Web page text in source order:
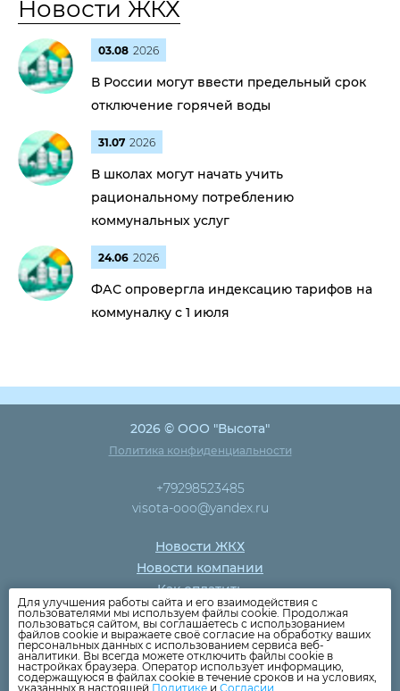
Новости ЖКХ
03.08 2026
В России могут ввести предельный срок
отключение горячей воды
31.07 2026
В школах могут начать учить
рациональному потреблению
коммунальных услуг
24.06 2026
ФАС опровергла индексацию тарифов на
коммуналку с 1 июля
2026 © ООО "Высота"
Политика конфиденциальности
+79298523485
visota-ooo@yandex.ru
Новости ЖКХ
Новости компании
Как оплатить
Дома
Раскрытие информации
Вопросы
Для улучшения работы сайта и его взаимодействия с
пользователями мы используем файлы cookie. Продолжая
пользоваться сайтом, вы соглашаетесь с использованием
файлов cookie и выражаете своё согласие на обработку ваших
персональных данных с использованием сервиса веб-
аналитики. Вы всегда можете отключить файлы cookie в
настройках браузера. Оператор использует информацию,
содержащуюся в файлах cookie в течение сроков и на условиях,
указанных в настоящей Политике и Согласии